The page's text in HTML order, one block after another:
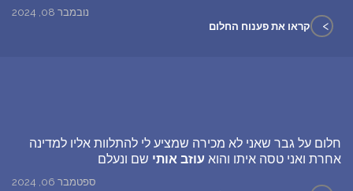
נובמבר 08, 2024
> קראו את פענוח החלום
חלום על גבר שאני לא מכירה שמציע לי להתלוות אליו למדינה
אחרת ואני טסה איתו והוא עוזב אותי שם ונעלם
ספטמבר 06, 2024